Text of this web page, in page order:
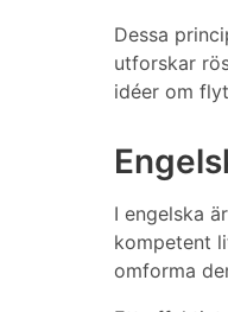
Dessa
utforskar
idéer om
I engelska
kompetent
omforma